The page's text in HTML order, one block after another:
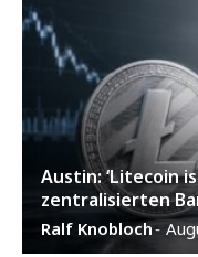
Austin: ‘Litecoin
zentralisierten
Ralf Knobloch-